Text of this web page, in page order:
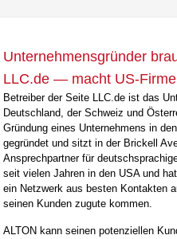
Unternehmensgründer
LLC.de — macht US-
Betreiber der Seite LLC.de ist das
Deutschland, der Schweiz und
Gründung eines Unternehmens in
gegründet und sitzt in der Brickell
Ansprechpartner für
seit vielen Jahren in den USA und
ein Netzwerk aus besten Kontakten
seinen Kunden zugute kommen.
ALTON kann seinen potenziellen